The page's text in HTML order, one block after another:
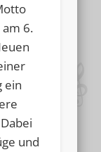
am 6.
ein
und